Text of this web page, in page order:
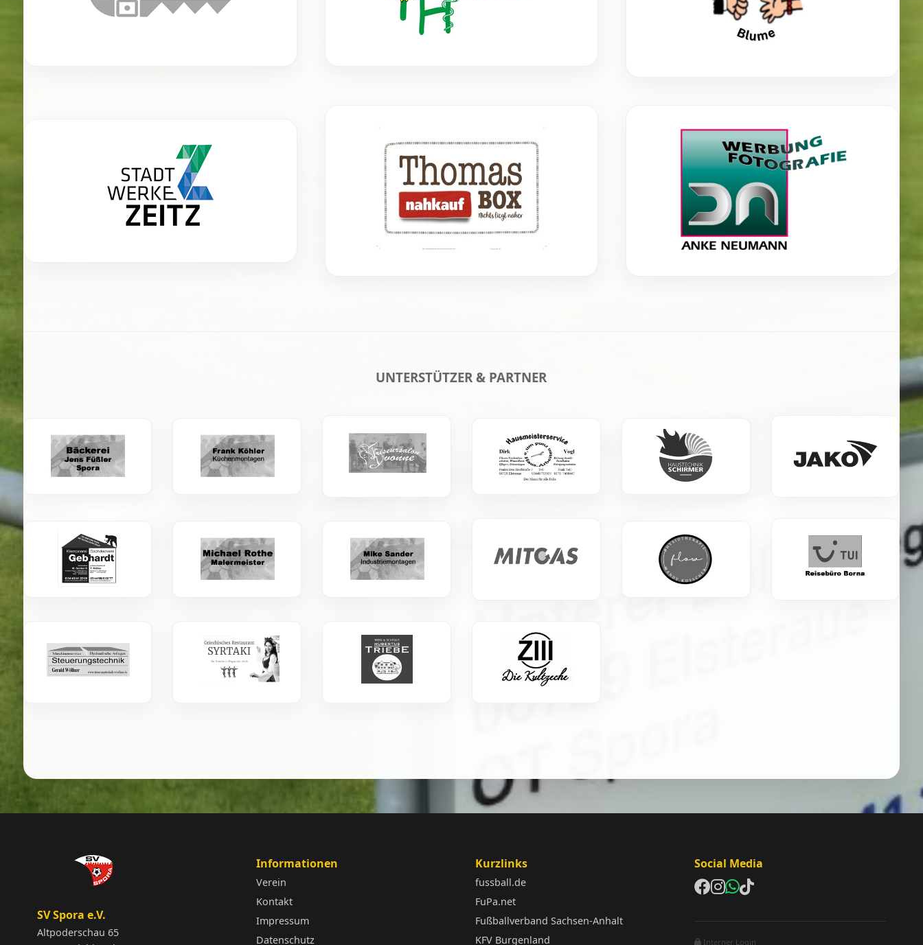
UNTERSTÜTZER & PARTNER
SV Spora e.V.
Altpoderschau 65
Informationen
Verein
Kontakt
Impressum
Datenschutz
Kurzlinks
fussball.de
FuPa.net
Fußballverband Sachsen-Anhalt
KFV Burgenland
Social Media
Interner Login